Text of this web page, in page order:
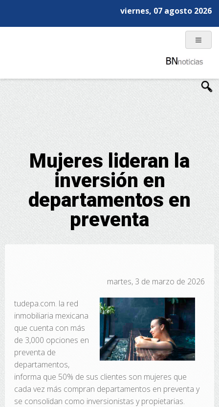
viernes, 07 agosto 2026
Mujeres lideran la
inversión en
departamentos en
preventa
martes, 3 de marzo de 2026
tudepa.com. la red
inmobiliaria mexicana
que cuenta con más
de 3,000 opciones en
preventa de
departamentos,
informa que 50% de sus clientes son mujeres que
cada vez más compran departamentos en preventa y
se consolidan como inversionistas y propietarias.